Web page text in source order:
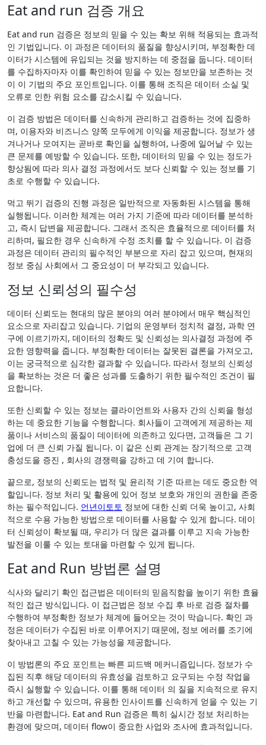
Eat and run 검증 개요
Eat and run 검증은 정보의 믿을 수 있는 확보 위해 적용되는 효과적
인 기법입니다. 이 과정은 데이터의 품질을 향상시키며, 부정확한 데
이터가 시스템에 유입되는 것을 방지하는 데 중점을 둡니다. 데이터
를 수집하자마자 이를 확인하여 믿을 수 있는 정보만을 보존하는 것
이 이 기법의 주요 포인트입니다. 이를 통해 조직은 데이터 소실 및
오류로 인한 위험 요소를 감소시킬 수 있습니다.
이 검증 방법은 데이터를 신속하게 관리하고 검증하는 것에 집중하
며, 이용자와 비즈니스 양쪽 모두에게 이익을 제공합니다. 정보가 생
겨나거나 모여지는 곧바로 확인을 실행하여, 나중에 일어날 수 있는
큰 문제를 예방할 수 있습니다. 또한, 데이터의 믿을 수 있는 정도가
향상됨에 따라 의사 결정 과정에서도 보다 신뢰할 수 있는 정보를 기
초로 수행할 수 있습니다.
먹고 뛰기 검증의 진행 과정은 일반적으로 자동화된 시스템을 통해
실행됩니다. 이러한 체계는 여러 가지 기준에 따라 데이터를 분석하
고, 즉시 답변을 제공합니다. 그래서 조직은 효율적으로 데이터를 처
리하며, 필요한 경우 신속하게 수정 조치를 할 수 있습니다. 이 검증
과정은 데이터 관리의 필수적인 부분으로 자리 잡고 있으며, 현재의
정보 중심 사회에서 그 중요성이 더 부각되고 있습니다.
정보 신뢰성의 필수성
데이터 신뢰도는 현대의 많은 분야의 여러 분야에서 매우 핵심적인
요소으로 자리잡고 있습니다. 기업의 운영부터 정치적 결정, 과학 연
구에 이르기까지, 데이터의 정확도 및 신뢰성는 의사결정 과정에 주
요한 영향력을 줍니다. 부정확한 데이터는 잘못된 결론을 가져오고,
이는 궁극적으로 심각한 결과할 수 있습니다. 따라서 정보의 신뢰성
을 확보하는 것은 더 좋은 성과를 도출하기 위한 필수적인 조건이 필
요합니다.
또한 신뢰할 수 있는 정보는 클라이언트와 사용자 간의 신뢰을 형성
하는 데 중요한 기능을 수행합니다. 회사들이 고객에게 제공하는 제
품이나 서비스의 품질이 데이터에 의존하고 있다면, 고객들은 그 기
업에 더 큰 신뢰 가질 됩니다. 이 같은 신뢰 관계는 장기적으로 고객
충성도을 증진 , 회사의 경쟁력을 강하고 데 기여 합니다.
끝으로, 정보의 신뢰도는 법적 및 윤리적 기준 따르는 데도 중요한 역
할입니다. 정보 처리 및 활용에 있어 정보 보호와 개인의 권한을 존중
하는 필수적입니다. 언년이토토 정보에 대한 신뢰 더욱 높이고, 사회
적으로 수용 가능한 방법으로 데이터를 사용할 수 있게 합니다. 데이
터 신뢰성이 확보될 때, 우리가 더 많은 결과를 이루고 지속 가능한
발전을 이룰 수 있는 토대을 마련할 수 있게 됩니다.
Eat and Run 방법론 설명
식사와 달리기 확인 접근법은 데이터의 믿음직함을 높이기 위한 효율
적인 접근 방식입니다. 이 접근법은 정보 수집 후 바로 검증 절차를
수행하여 부정확한 정보가 체계에 들어오는 것이 막습니다. 확인 과
정은 데이터가 수집된 바로 이루어지기 때문에, 정보 에러를 조기에
찾아내고 고칠 수 있는 가능성을 제공합니다.
이 방법론의 주요 포인트는 빠른 피드백 메커니즘입니다. 정보가 수
집된 직후 해당 데이터의 유효성을 검토하고 요구되는 수정 작업을
즉시 실행할 수 있습니다. 이를 통해 데이터 의 질을 지속적으로 유지
하고 개선할 수 있으며, 유용한 인사이트를 신속하게 얻을 수 있는 기
반을 마련합니다. Eat and Run 검증은 특히 실시간 정보 처리하는
환경에 맞으며, 데이터 flow이 중요한 사업와 조사에 효과적입니다.